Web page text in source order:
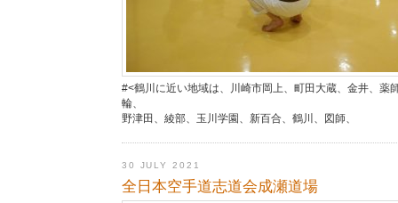
#<鶴川に近い地域は、川崎市岡上、町田大蔵、金井、薬
輪、
野津田、綾部、玉川学園、新百合、鶴川、図師、
30 JULY 2021
全日本空手道志道会成瀬道場